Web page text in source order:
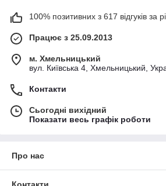
100% позитивних з 617 відгуків за
Працює з 25.09.2013
м. Хмельницький
вул. Київська 4, Хмельницький,
Контакти
Сьогодні вихідний
Показати весь графік роботи
Про нас